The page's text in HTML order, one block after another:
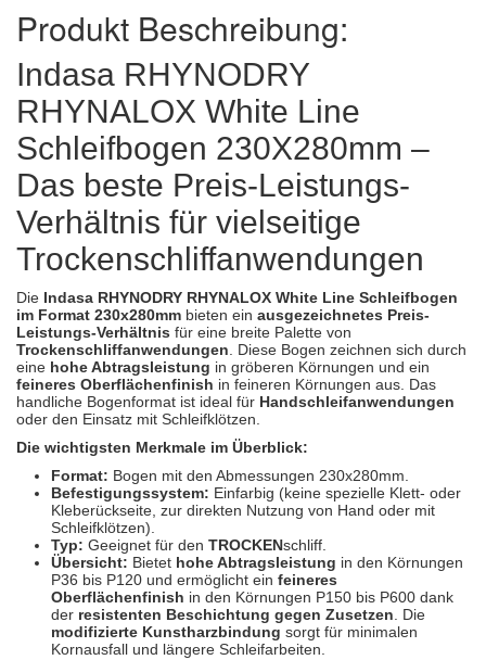
(113)
Indasa
(2)
KWASNY
(8)
Mirka
(1)
no-name
(1)
Novol
(3)
Prevost
(3)
Proma
(21)
Sia
(3)
Spectral
(5)
StarChem
(1)
Sundstrom
(4)
Troton
(2)
Wibeco
(1)
ZVG
Produkt Beschreibung:
Indasa RHYNODRY
RHYNALOX White Line
Schleifbogen 230X280mm –
Das beste Preis-Leistungs-
Verhältnis für vielseitige
Trockenschliffanwendungen
Die Indasa RHYNODRY RHYNALOX White Line Schleifbogen
im Format 230x280mm bieten ein ausgezeichnetes Preis-
Leistungs-Verhältnis für eine breite Palette von
Trockenschliffanwendungen . Diese Bogen zeichnen sich durch
eine hohe Abtragsleistung in gröberen Körnungen und ein
feineres Oberflächenfinish in feineren Körnungen aus. Das
handliche Bogenformat ist ideal für Handschleifanwendungen
oder den Einsatz mit Schleifklötzen.
Die wichtigsten Merkmale im Überblick:
Format: Bogen mit den Abmessungen 230x280mm.
Befestigungssystem: Einfarbig (keine spezielle Klett- oder
Kleberückseite, zur direkten Nutzung von Hand oder mit
Schleifklötzen).
Typ: Geeignet für den TROCKENschliff.
Übersicht: Bietet hohe Abtragsleistung in den Körnungen
P36 bis P120 und ermöglicht ein feineres
Oberflächenfinish in den Körnungen P150 bis P600 dank
der resistenten Beschichtung gegen Zusetzen . Die
modifizierte Kunstharzbindung sorgt für minimalen
Kornausfall und längere Schleifarbeiten.